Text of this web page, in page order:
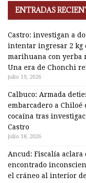
ENTRADAS
Castro: investigan a
intentar ingresar 2 kg
marihuana con yerba
Una era de Chonchi
julio 19, 2026
Calbuco: Armada
embarcadero a Chiloé
cocaína tras
Castro
julio 18, 2026
Ancud: Fiscalía aclara
encontrado
el cráneo al interior